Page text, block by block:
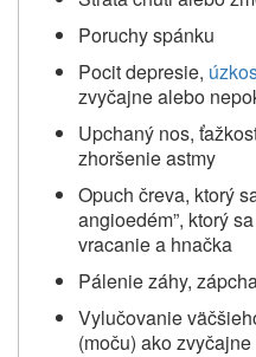
Poruchy spánku
Pocit depresie,
zvyčajne alebo
Upchaný nos,
zhoršenie astmy
Opuch čreva, ktorý
angioedém”, ktorý
vracanie a hnačka
Pálenie záhy,
Vylučovanie
(moču) ako zvyčajne